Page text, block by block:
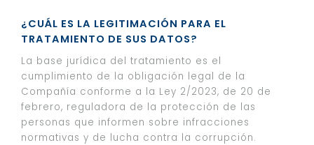
¿CUÁL ES LA LEGITIMACIÓN PARA EL
TRATAMIENTO DE SUS DATOS?
La base jurídica del tratamiento es el
cumplimiento de la obligación legal de la
Compañía conforme a la Ley 2/2023, de 20 de
febrero, reguladora de la protección de las
personas que informen sobre infracciones
normativas y de lucha contra la corrupción.